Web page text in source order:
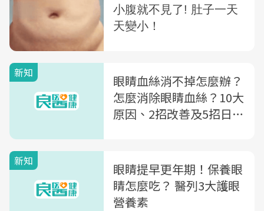
新知
眼睛血絲消不掉怎麼辦？
怎麼消除眼睛血絲？10大
原因、2招改善及5招日常
新知
眼睛提早更年期！保養眼
睛怎麼吃？ 醫列3大護眼
營養素